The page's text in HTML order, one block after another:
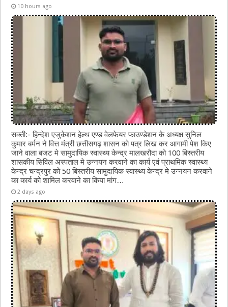
10 hours ago
सक्ती:- हिन्देश एजुकेशन हेल्थ एण्ड वेलफेयर फाउण्डेशन के अध्यक्ष सुनिल
कुमार बर्मन ने वित्त मंत्री छत्तीसगढ़ शासन को पत्र लिख कर आगामी पेश किए
जाने वाला बजट मे सामुदायिक स्वास्थ्य केन्द्र मालखरौदा को 100 बिस्तरीय
शासकीय सिविल अस्पताल मे उन्नयन करवाने का कार्य एवं प्राथमिक स्वास्थ्य
केन्द्र चन्द्रपुर को 50 बिस्तरीय सामुदायिक स्वास्थ्य केन्द्र मे उन्नयन करवाने
का कार्य को शामिल करवाने का किया मांग…
2 days ago